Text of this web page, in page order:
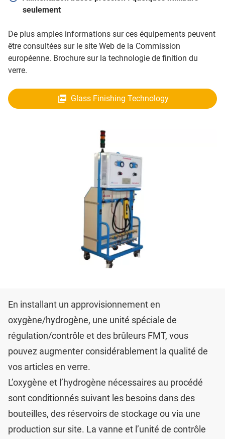
seulement
De plus amples informations sur ces équipements peuvent
être consultées sur le site Web de la Commission
européenne. Brochure sur la technologie de finition du
verre.
Glass Finishing Technology
En installant un approvisionnement en
oxygène/hydrogène, une unité spéciale de
régulation/contrôle et des brûleurs FMT, vous
pouvez augmenter considérablement la qualité de
vos articles en verre.
L’oxygène et l’hydrogène nécessaires au procédé
sont conditionnés suivant les besoins dans des
bouteilles, des réservoirs de stockage ou via une
production sur site. La vanne et l’unité de contrôle